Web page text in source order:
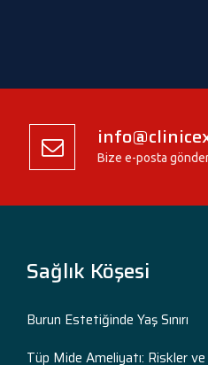
Bize e-posta
Sağlık Köşesi
Burun Estetiğinde Yaş Sınırı
Tüp Mide Ameliyatı: Riskler